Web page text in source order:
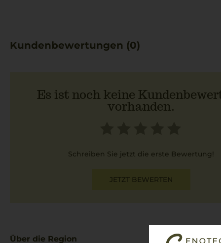
Kundenbewertungen (0)
Es ist noch keine
vorhanden.
Schreiben Sie jetzt die erste Bewertung!
JETZT BEWERTEN
Über die Region